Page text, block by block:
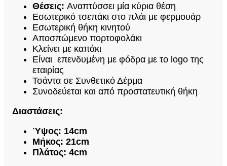
Θέσεις: Αναπτύσσει μία κύρια θέση
Εσωτερικό τσεπάκι στο πλάι με φερμουάρ
Εσωτερική θήκη κινητού
Αποσπώμενο πορτοφολάκι
Κλείνει με καπάκι
Είναι επενδυμένη με φόδρα με το logo της
εταιρίας
Τσάντα σε Συνθετικό Δέρμα
Συνοδεύεται και από προστατευτική θήκη
Διαστάσεις:
Ύψος: 14cm
Μήκος: 21cm
Πλάτος: 4cm